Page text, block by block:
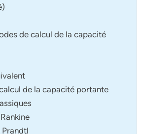
de calcul de la capacité
de la capacité portante
Prandtl